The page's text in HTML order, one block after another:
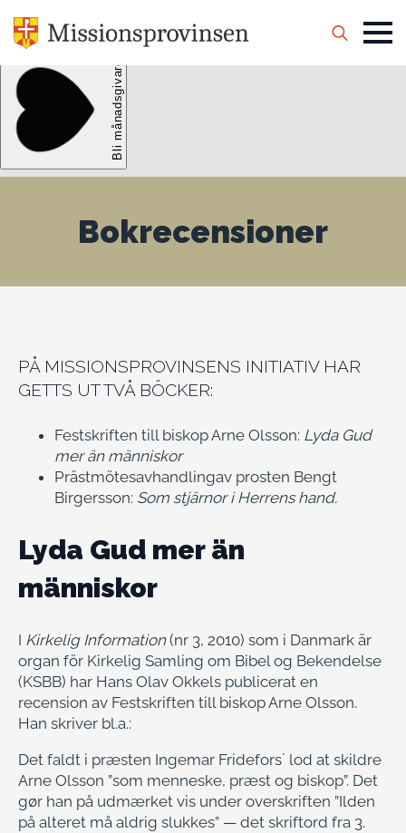
Search
Bokrecensioner
PÅ MISSIONSPROVINSENS INITIATIV HAR
GETTS UT TVÅ BÖCKER:
Festskriften till biskop Arne Olsson: Lyda Gud
mer än människor
Prästmötesavhandlingav prosten Bengt
Birgersson: Som stjärnor i Herrens hand.
Lyda Gud mer än
människor
I Kirkelig Information(nr 3, 2010) som i Danmark är
organ för Kirkelig Samling om Bibel og Bekendelse
(KSBB) har Hans Olav Okkels publicerat en
recension av Festskriften till biskop Arne Olsson.
Han skriver bl.a.:
Det faldt i præsten Ingemar Fridefors´ lod at skildre
Arne Olsson ”som menneske, præst og biskop”. Det
gør han på udmærket vis under overskriften ”Ilden
på alteret må aldrig slukkes” — det skriftord fra 3.